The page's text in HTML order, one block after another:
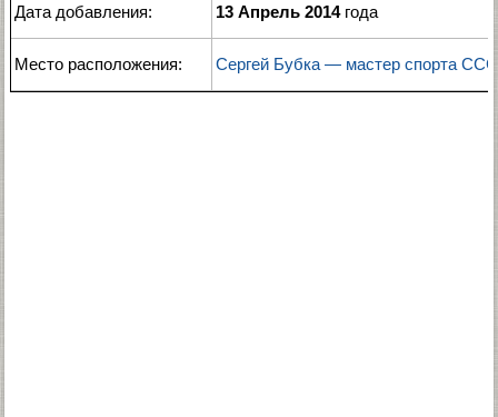
Дата добавления: 13 Апрель 2014года
Место расположения: Сергей Бубка — мастер спорта